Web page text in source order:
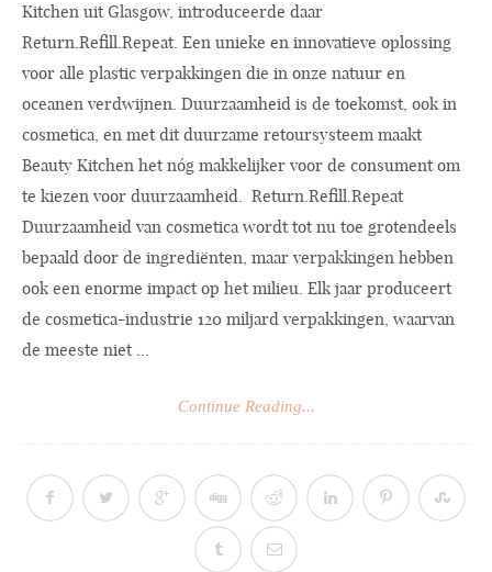
Kitchen uit Glasgow, introduceerde daar
Return.Refill.Repeat. Een unieke en innovatieve oplossing
voor alle plastic verpakkingen die in onze natuur en
oceanen verdwijnen. Duurzaamheid is de toekomst, ook in
cosmetica, en met dit duurzame retoursysteem maakt
Beauty Kitchen het nóg makkelijker voor de consument om
te kiezen voor duurzaamheid. Return.Refill.Repeat
Duurzaamheid van cosmetica wordt tot nu toe grotendeels
bepaald door de ingrediënten, maar verpakkingen hebben
ook een enorme impact op het milieu. Elk jaar produceert
de cosmetica-industrie 120 miljard verpakkingen, waarvan
de meeste niet ...
Continue Reading...